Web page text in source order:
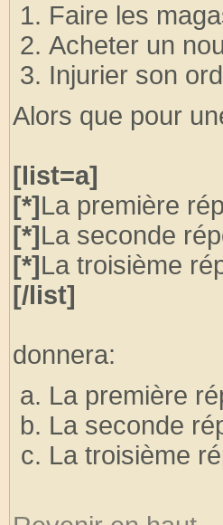
Faire les
Acheter un
Injurier son
Alors que pour
[list=a]
[*]La première
[*]La seconde
[*]La troisième
[/list]
donnera:
La première
La seconde
La troisième